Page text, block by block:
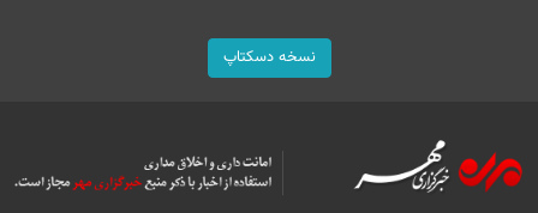
نسخه دسکتاپ